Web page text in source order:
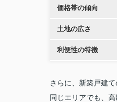
価格帯の傾向
土地の広さ
利便性の特徴
さらに、新築戸建
同じエリアでも、